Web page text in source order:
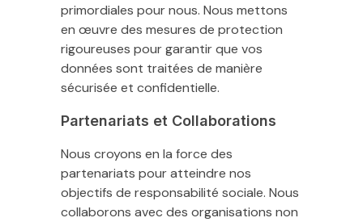
primordiales pour nous. Nous mettons
en œuvre des mesures de protection
rigoureuses pour garantir que vos
données sont traitées de manière
sécurisée et confidentielle.
Partenariats et Collaborations
Nous croyons en la force des
partenariats pour atteindre nos
objectifs de responsabilité sociale. Nous
collaborons avec des organisations non